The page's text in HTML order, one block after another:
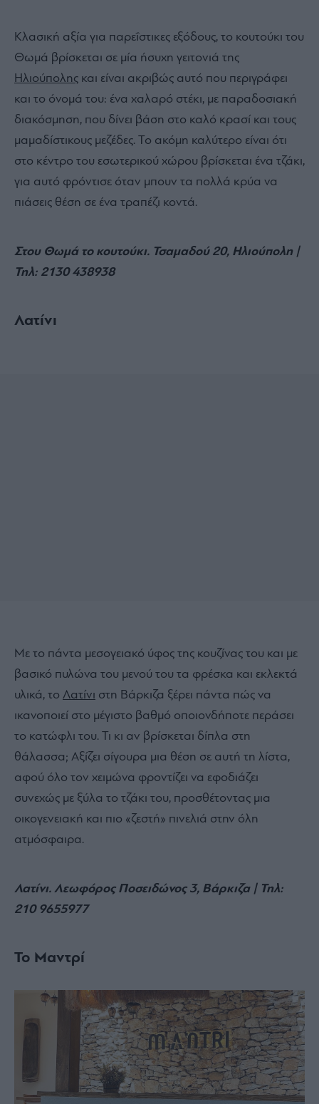
Κλασική αξία για παρεΐστικες εξόδους, το κουτούκι του
Θωμά βρίσκεται σε μία ήσυχη γειτονιά της
Ηλιούπολης και είναι ακριβώς αυτό που περιγράφει
και το όνομά του: ένα χαλαρό στέκι, με παραδοσιακή
διακόσμηση, που δίνει βάση στο καλό κρασί και τους
μαμαδίστικους μεζέδες. Το ακόμη καλύτερο είναι ότι
στο κέντρο του εσωτερικού χώρου βρίσκεται ένα τζάκι,
για αυτό φρόντισε όταν μπουν τα πολλά κρύα να
πιάσεις θέση σε ένα τραπέζι κοντά.
Στου Θωμά το κουτούκι. Τσαμαδού 20, Ηλιούπολη |
Τηλ: 2130 438938
Λατίνι
Με το πάντα μεσογειακό ύφος της κουζίνας του και με
βασικό πυλώνα του μενού του τα φρέσκα και εκλεκτά
υλικά, το Λατίνι στη Βάρκιζα ξέρει πάντα πώς να
ικανοποιεί στο μέγιστο βαθμό οποιονδήποτε περάσει
το κατώφλι του. Τι κι αν βρίσκεται δίπλα στη
θάλασσα; Αξίζει σίγουρα μια θέση σε αυτή τη λίστα,
αφού όλο τον χειμώνα φροντίζει να εφοδιάζει
συνεχώς με ξύλα το τζάκι του, προσθέτοντας μια
οικογενειακή και πιο «ζεστή» πινελιά στην όλη
ατμόσφαιρα.
Λατίνι. Λεωφόρος Ποσειδώνος 3, Βάρκιζα | Τηλ:
210 9655977
Το Μαντρί